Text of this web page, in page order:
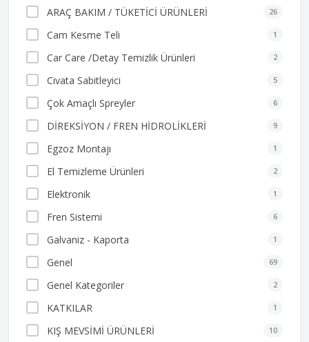
ARAÇ BAKIM / TÜKETİCİ ÜRÜNLERİ 26
Cam Kesme Teli 1
Car Care /Detay Temizlik Ürünleri 2
Civata Sabitleyici 5
Çok Amaçlı Spreyler 6
DİREKSİYON / FREN HİDROLİKLERİ 9
Egzoz Montajı 1
El Temizleme Ürünleri 2
Elektronik 1
Fren Sistemi 6
Galvaniz - Kaporta 1
Genel 69
Genel Kategoriler 2
KATKILAR 1
KIŞ MEVSİMİ ÜRÜNLERİ 10